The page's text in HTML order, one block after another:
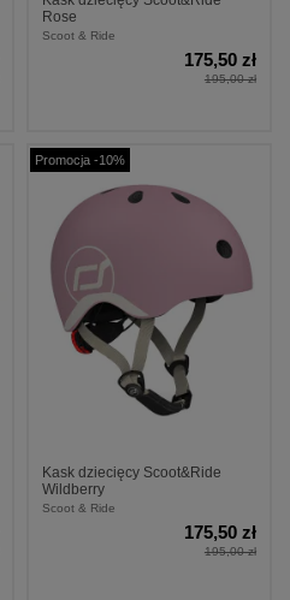
Rose
Scoot & Ride
175,50 zł
195,00 zł
Promocja -10%
Kask dziecięcy Scoot&Ride
Wildberry
Scoot & Ride
175,50 zł
195,00 zł